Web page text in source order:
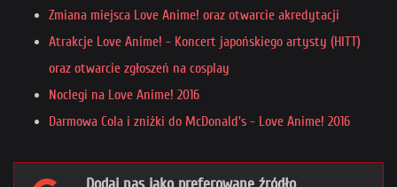
Zmiana miejsca Love Anime! oraz otwarcie akredytacji
Atrakcje Love Anime! - Koncert japońskiego artysty (HITT)
oraz otwarcie zgłoszeń na cosplay
Noclegi na Love Anime! 2016
Darmowa Cola i zniżki do McDonald's - Love Anime! 2016